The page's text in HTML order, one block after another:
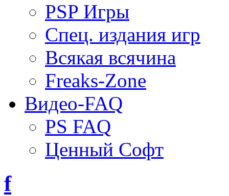
PSP Игры
Спец. издания игр
Всякая всячина
Freaks-Zone
Видео-FAQ
PS FAQ
Ценный Софт
f